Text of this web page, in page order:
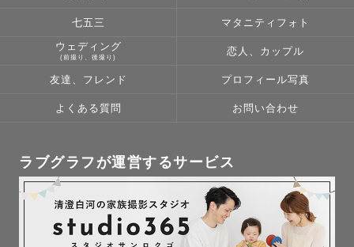
七五三 マタニティフォト
ウェディング
(前撮り、後撮り)
恋人、カップル
友達、フレンド プロフィール写真
よくある質問 お問い合わせ
ラブグラフが運営するサービス